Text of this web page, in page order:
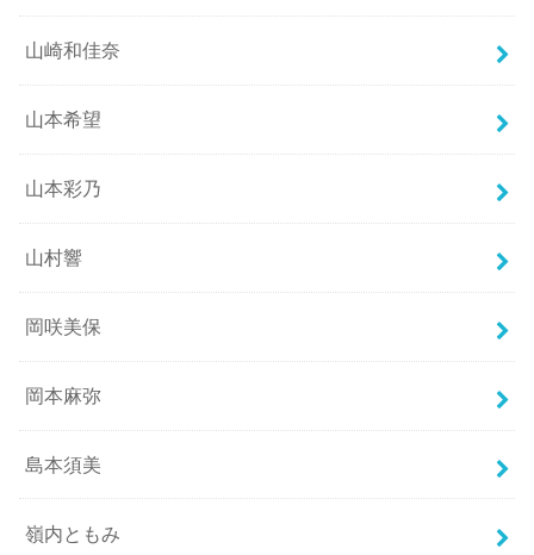
山崎和佳奈
山本希望
山本彩乃
山村響
岡咲美保
岡本麻弥
島本須美
嶺内ともみ